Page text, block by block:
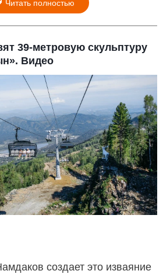
Читать полностью
39-метровую скульптуру
Видео
создает это изваяние